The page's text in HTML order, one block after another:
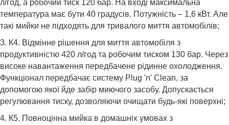
л/год, а робочий тиск 120 бар. На вході максимальна
температура має бути 40 градусів. Потужність – 1,6 кВт. Але
такі мийки не підходять для тривалого миття автомобілів;
3. К4. Відмінне рішення для миття автомобіля з
продуктивністю 420 л/год та робочим тиском 130 бар. Через
високе навантаження передбачене рідинне охолодження.
Функціонал передбачає систему Plug 'n' Clean, за
допомогою якої йде забір миючого засобу. Допускається
регулювання тиску, дозволяючи очищати будь-які поверхні;
4. К5. Повноцінна мийка в домашніх умовах з